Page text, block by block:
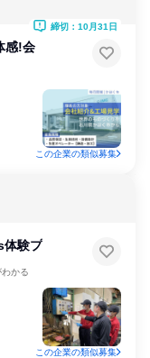
感!会
締切：10月31日
この企業の類似募集
体験プ
かる
この企業の類似募集